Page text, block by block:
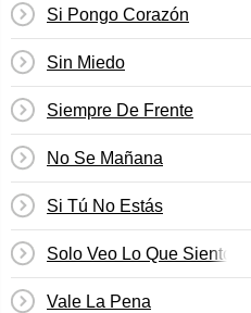
Si Pongo Corazón
Sin Miedo
Siempre De Frente
No Se Mañana
Si Tú No Estás
Solo Veo Lo Que Siento
Vale La Pena